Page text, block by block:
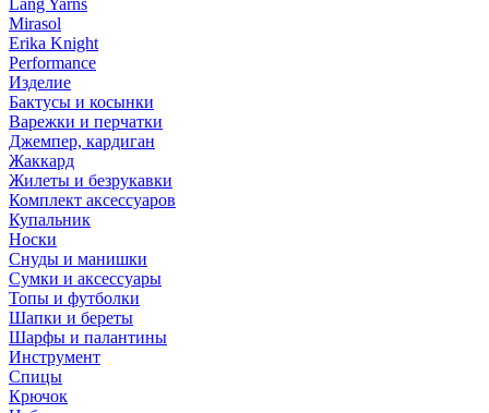
Lang Yarns
Mirasol
Erika Knight
Performance
Изделие
Бактусы и косынки
Варежки и перчатки
Джемпер, кардиган
Жаккард
Жилеты и безрукавки
Комплект аксессуаров
Купальник
Носки
Снуды и манишки
Сумки и аксессуары
Топы и футболки
Шапки и береты
Шарфы и палантины
Инструмент
Спицы
Крючок